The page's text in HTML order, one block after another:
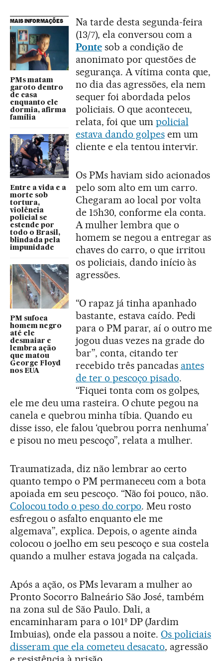
MAIS INFORMAÇÕES
PMs matam
garoto dentro
de casa
enquanto ele
dormia, afirma
família
Entre a vida e a
morte sob
tortura,
violência
policial se
estende por
todo o Brasil,
blindada pela
impunidade
PM sufoca
homem negro
até ele
desmaiar e
lembra ação
que matou
George Floyd
nos EUA
Na tarde desta segunda-feira
(13/7), ela conversou com a
Pontesob a condição de
anonimato por questões de
segurança. A vítima conta que,
no dia das agressões, ela nem
sequer foi abordada pelos
policiais. O que aconteceu,
relata, foi que um policial
estava dando golpesem um
cliente e ela tentou intervir.
Os PMs haviam sido acionados
pelo som alto em um carro.
Chegaram ao local por volta
de 15h30, conforme ela conta.
A mulher lembra que o
homem se negou a entregar as
chaves do carro, o que irritou
os policiais, dando início às
agressões.
“O rapaz já tinha apanhado
bastante, estava caído. Pedi
para o PM parar, aí o outro me
jogou duas vezes na grade do
bar”, conta, citando ter
recebido três pancadas antes
de ter o pescoço pisado.
“Fiquei tonta com os golpes,
ele me deu uma rasteira. O chute pegou na
canela e quebrou minha tíbia. Quando eu
disse isso, ele falou ‘quebrou porra nenhuma’
e pisou no meu pescoço”, relata a mulher.
Traumatizada, diz não lembrar ao certo
quanto tempo o PM permaneceu com a bota
apoiada em seu pescoço. “Não foi pouco, não.
Colocou todo o peso do corpo. Meu rosto
esfregou o asfalto enquanto ele me
algemava”, explica. Depois, o agente ainda
colocou o joelho em seu pescoço e sua costela
quando a mulher estava jogada na calçada.
Após a ação, os PMs levaram a mulher ao
Pronto Socorro Balneário São José, também
na zona sul de São Paulo. Dali, a
encaminharam para o 101º DP (Jardim
Imbuias), onde ela passou a noite. Os policiais
disseram que ela cometeu desacato, agressão